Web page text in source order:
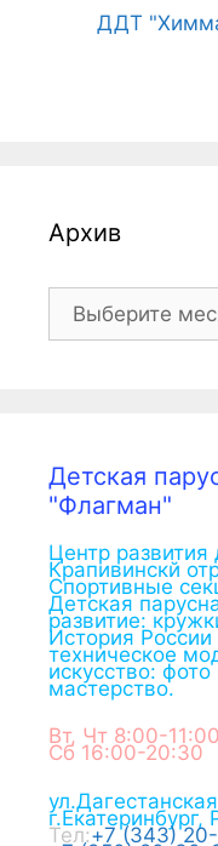
ДДТ
Архив
Архив
Детская
"Флагман"
Центр развития
Крапивинскй
Спортивные
Детская
развитие:
История
техническое
искусство:
мастерство.
Вт, Чт 8:00-
Сб 16:00-20:30
г.Екатеринбург,
Тел:+7 (343)